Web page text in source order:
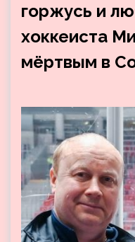
горжусь и
хоккеиста
мёртвым в